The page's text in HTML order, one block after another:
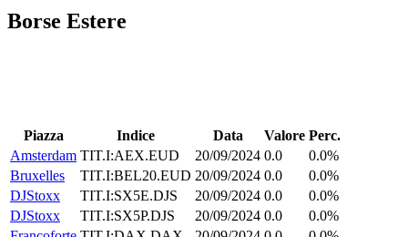
Borse Estere
Piazza Indice Data Valore Perc.
Amsterdam TIT.I:AEX.EUD 20/09/2024 0.0
0.0%
Bruxelles
TIT.I:BEL20.EUD 20/09/2024 0.0
0.0%
DJStoxx
TIT.I:SX5E.DJS 20/09/2024 0.0
0.0%
DJStoxx
TIT.I:SX5P.DJS 20/09/2024 0.0
0.0%